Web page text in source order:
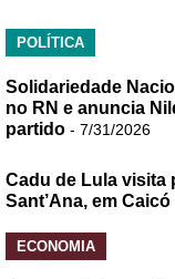
POLÍTICA
Solidariedade
no RN e anuncia
partido - 7/31/2026
Cadu de Lula visita
Sant’Ana, em Caicó
ECONOMIA